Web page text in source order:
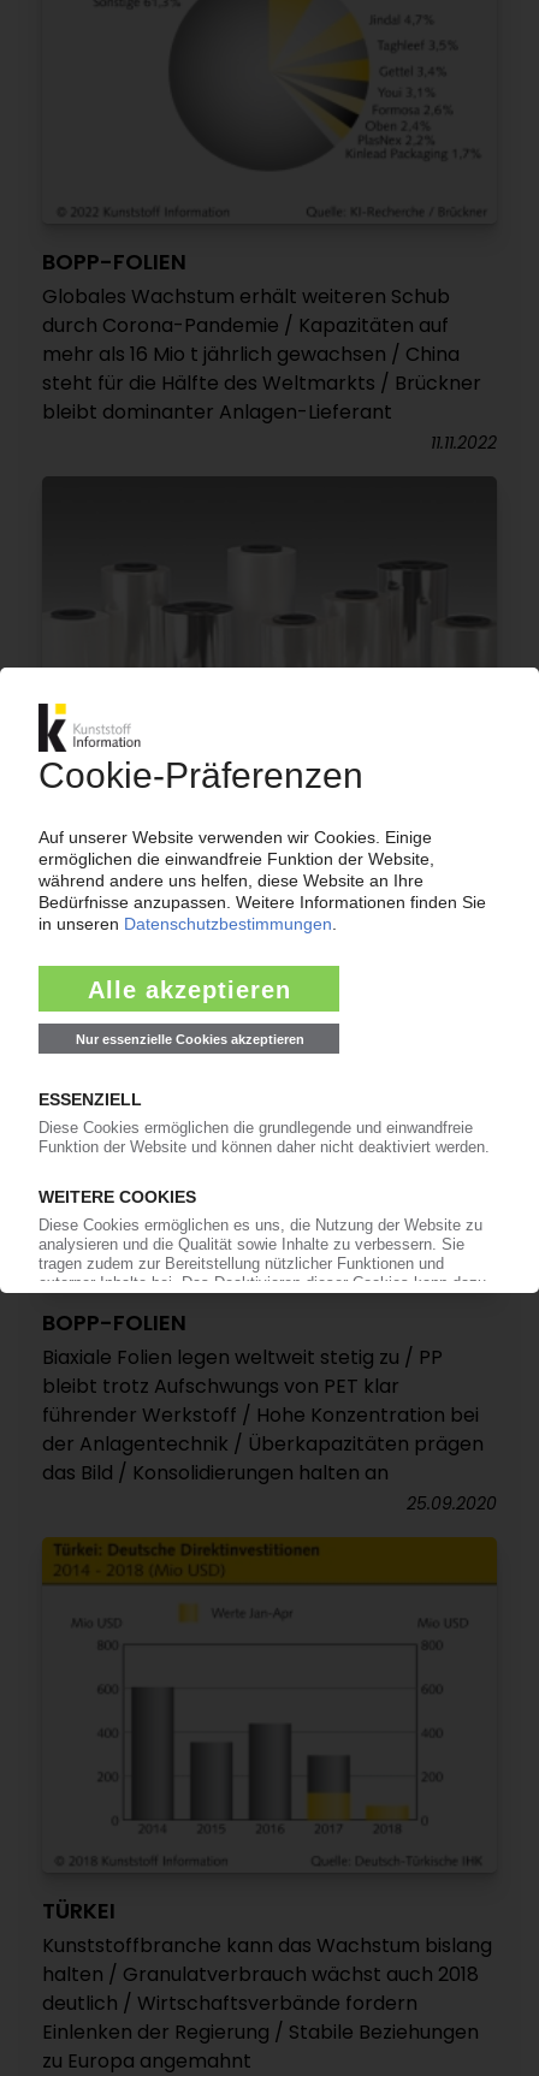
BOPP-FOLIEN
Globales Wachstum erhält weiteren Schub
durch Corona-Pandemie / Kapazitäten auf
mehr als 16 Mio t jährlich gewachsen / China
steht für die Hälfte des Weltmarkts / Brückner
bleibt dominanter Anlagen-Lieferant
11.11.2022
POLIBAK
Zusatzkapazität für metallisierte BOPP-Folien
19.11.2021
BOPP-FOLIEN
Biaxiale Folien legen weltweit stetig zu / PP
bleibt trotz Aufschwungs von PET klar
führender Werkstoff / Hohe Konzentration bei
der Anlagentechnik / Überkapazitäten prägen
das Bild / Konsolidierungen halten an
25.09.2020
TÜRKEI
Kunststoffbranche kann das Wachstum bislang
halten / Granulatverbrauch wächst auch 2018
deutlich / Wirtschaftsverbände fordern
Einlenken der Regierung / Stabile Beziehungen
zu Europa angemahnt